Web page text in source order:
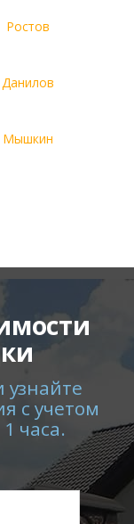
Ростов
Данилов
Мышкин
с учетом
часа.